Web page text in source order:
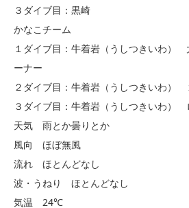
３ダイブ目：黒崎
かなこチーム
１ダイブ目：牛着岩（うしつきいわ）
ーナー
２ダイブ目：牛着岩（うしつきいわ）
３ダイブ目：牛着岩（うしつきいわ）
天気 雨とか曇りとか
風向 ほぼ無風
流れ ほとんどなし
波・うねり ほとんどなし
気温 24℃